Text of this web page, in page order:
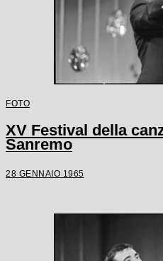
FOTO
XV Festival della
Sanremo
28 GENNAIO 1965